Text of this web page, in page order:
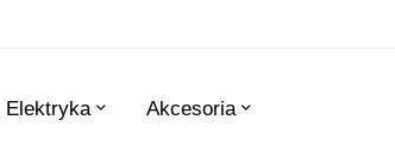
Elektryka Akcesoria